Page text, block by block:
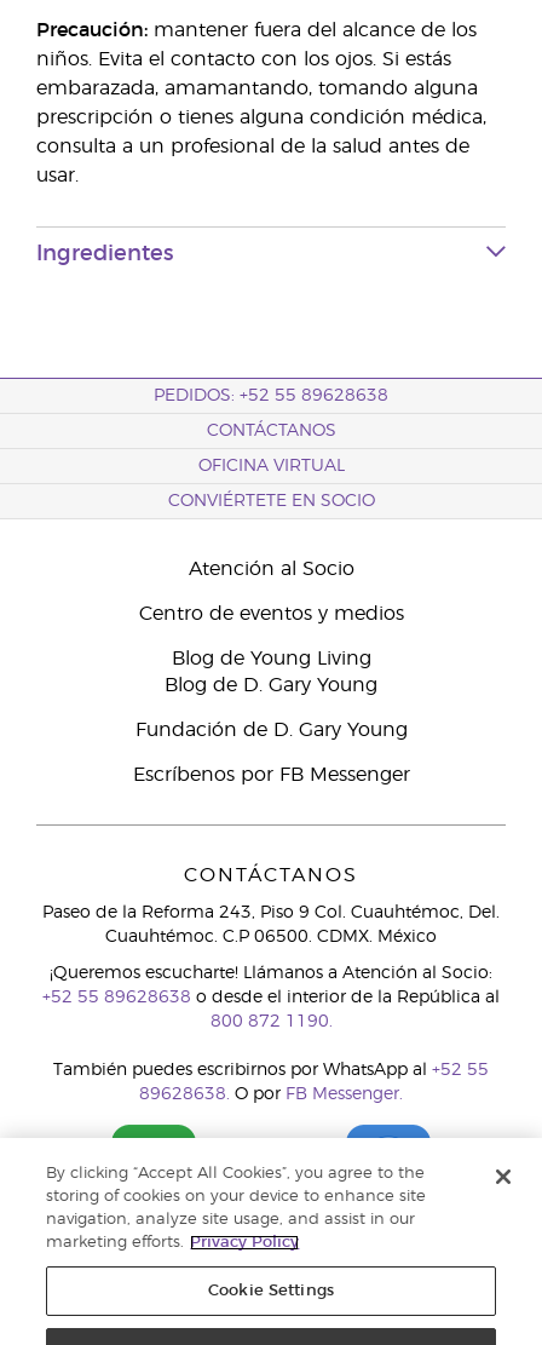
Precaución: mantener fuera del alcance de los
niños. Evita el contacto con los ojos. Si estás
embarazada, amamantando, tomando alguna
prescripción o tienes alguna condición médica,
consulta a un profesional de la salud antes de
usar.
Ingredientes
PEDIDOS: +52 55 89628638
CONTÁCTANOS
OFICINA VIRTUAL
CONVIÉRTETE EN SOCIO
Atención al Socio
Centro de eventos y medios
Blog de Young Living
Blog de D. Gary Young
Fundación de D. Gary Young
Escríbenos por FB Messenger
CONTÁCTANOS
Paseo de la Reforma 243, Piso 9 Col. Cuauhtémoc, Del.
Cuauhtémoc. C.P 06500. CDMX. México
¡Queremos escucharte! Llámanos a Atención al Socio:
+52 55 89628638 o desde el interior de la República al
800 872 1190.
También puedes escribirnos por WhatsApp al +52 55
89628638. O por FB Messenger.
By clicking “Accept All Cookies”, you agree to the
storing of cookies on your device to enhance site
navigation, analyze site usage, and assist in our
marketing efforts.
Privacy Policy
Cookie Settings